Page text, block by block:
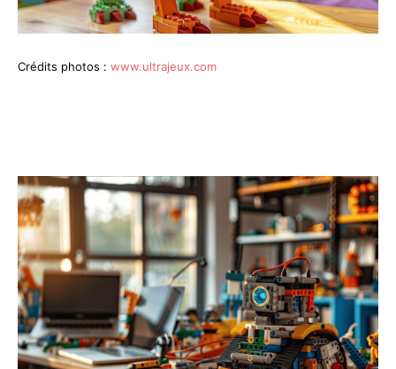
Crédits photos : www.ultrajeux.com